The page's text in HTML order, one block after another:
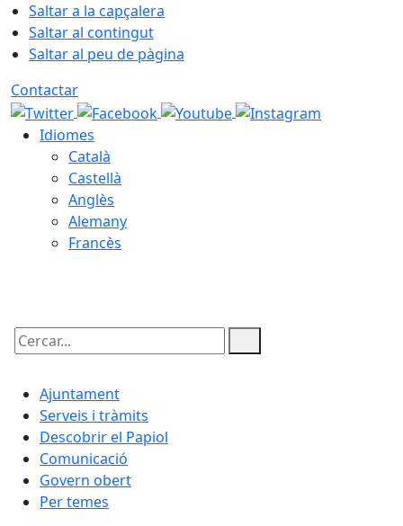
Saltar a la capçalera
Saltar al contingut
Saltar al peu de pàgina
Contactar
Idiomes
Català
Castellà
Anglès
Alemany
Francès
Cercar:
Ajuntament
Serveis i tràmits
Descobrir el Papiol
Comunicació
Govern obert
Per temes